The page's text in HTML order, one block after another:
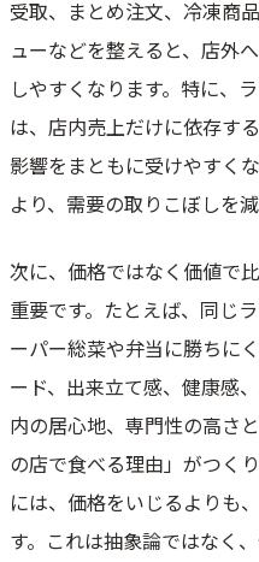
受取、まとめ注文、冷凍商
ューなどを整えると、店外
しやすくなります。特に、
は、店内売上だけに依存す
影響をまともに受けやすく
より、需要の取りこぼしを
次に、価格ではなく価値で
重要です。たとえば、同じ
ーパー総菜や弁当に勝ちに
ード、出来立て感、健康感
内の居心地、専門性の高さ
の店で食べる理由」がつく
には、価格をいじるよりも
す。これは抽象論ではなく